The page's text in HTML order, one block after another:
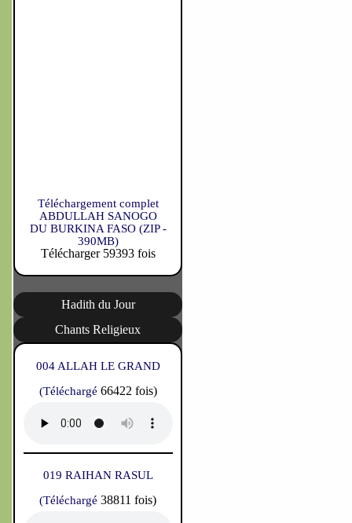
Téléchargement complet
ABDULLAH SANOGO
DU BURKINA FASO (ZIP -
390MB)
Télécharger 59393 fois
Hadith du Jour
Chants Religieux
004 ALLAH LE GRAND
(Téléchargé 66422 fois)
019 RAIHAN RASUL
(Téléchargé 38811 fois)